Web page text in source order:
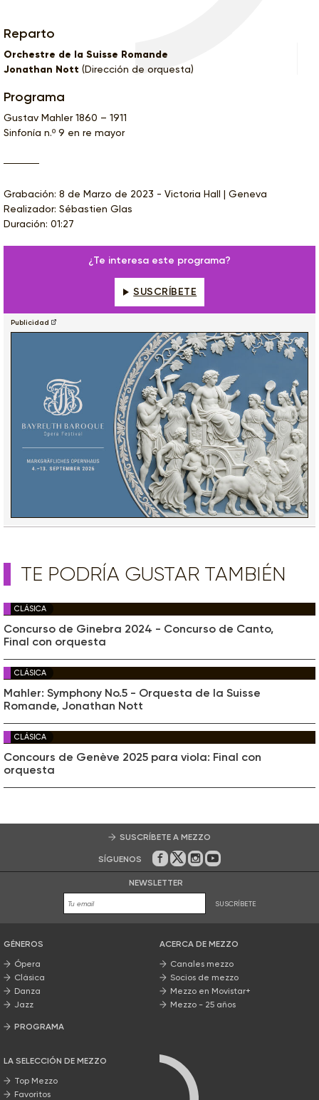
Reparto
Orchestre de la Suisse Romande
Jonathan Nott (Dirección de orquesta)
Programa
Gustav Mahler 1860 – 1911
Sinfonía n.º 9 en re mayor
Grabación: 8 de Marzo de 2023 - Victoria Hall | Geneva
Realizador: Sébastien Glas
Duración: 01:27
¿Te interesa este programa?
SUSCRÍBETE
Publicidad
TE PODRÍA GUSTAR TAMBIÉN
CLÁSICA
Concurso de Ginebra 2024 - Concurso de Canto,
Final con orquesta
CLÁSICA
Mahler: Symphony No.5 - Orquesta de la Suisse
Romande, Jonathan Nott
CLÁSICA
Concours de Genève 2025 para viola: Final con
orquesta
SUSCRÍBETE A MEZZO
SÍGUENOS En Facebook
En Twitter
En Instagram
En Youtube
NEWSLETTER
SUSCRÍBETE
GÉNEROS
Ópera
Clásica
Danza
Jazz
PROGRAMA
LA SELECCIÓN DE MEZZO
Top Mezzo
Favoritos
ACERCA DE MEZZO
Canales mezzo
Socios de mezzo
Mezzo en Movistar+
Mezzo - 25 años